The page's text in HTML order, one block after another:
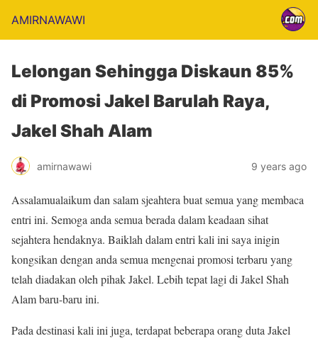
AMIRNAWAWI
Lelongan Sehingga Diskaun 85%
di Promosi Jakel Barulah Raya,
Jakel Shah Alam
amirnawawi 9 years ago
Assalamualaikum dan salam sjeahtera buat semua yang membaca
entri ini. Semoga anda semua berada dalam keadaan sihat
sejahtera hendaknya. Baiklah dalam entri kali ini saya inigin
kongsikan dengan anda semua mengenai promosi terbaru yang
telah diadakan oleh pihak Jakel. Lebih tepat lagi di Jakel Shah
Alam baru-baru ini.
Pada destinasi kali ini juga, terdapat beberapa orang duta Jakel